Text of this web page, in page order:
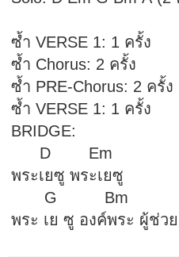
ซ้ำ VERSE 1: 1 ครั้ง
ซ้ำ Chorus: 2 ครั้ง
ซ้ำ PRE-Chorus: 2 ครั้ง
ซ้ำ VERSE 1: 1 ครั้ง
BRIDGE:
D Em
พระเยซู พระเยซู
G Bm
พระ เย ซู องค์พระ ผู้ช่ว